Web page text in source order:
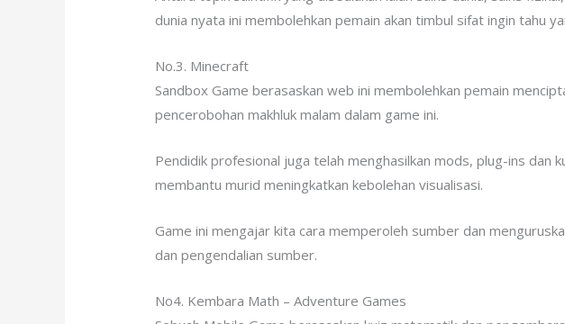
dunia nyata ini membolehkan pemain akan timbul sifat ingin tahu
No.3. Minecraft
Sandbox Game berasaskan web ini membolehkan pemain
pencerobohan makhluk malam dalam game ini.
Pendidik profesional juga telah menghasilkan mods, plug-ins
membantu murid meningkatkan kebolehan visualisasi.
Game ini mengajar kita cara memperoleh sumber dan
dan pengendalian sumber.
No4. Kembara Math – Adventure Games